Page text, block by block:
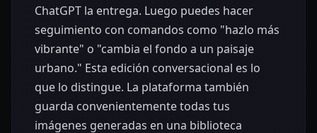
ChatGPT la entrega. Luego puedes hacer
seguimiento con comandos como "hazlo más
vibrante" o "cambia el fondo a un paisaje
urbano." Esta edición conversacional es lo
que lo distingue. La plataforma también
guarda convenientemente todas tus
imágenes generadas en una biblioteca